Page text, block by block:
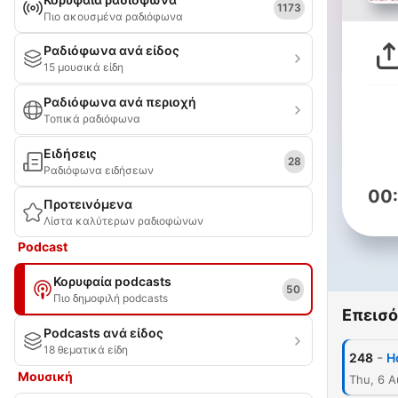
Πιο ακουσμένα ραδιόφωνα
1173
Ραδιόφωνα ανά είδος
15 μουσικά είδη
Ραδιόφωνα ανά περιοχή
Τοπικά ραδιόφωνα
Ειδήσεις
Ραδιόφωνα ειδήσεων
28
Προτεινόμενα
Λίστα καλύτερων ραδιοφώνων
Podcast
Κορυφαία podcasts
Πιο δημοφιλή podcasts
50
Podcasts ανά είδος
18 θεματικά είδη
Μουσική
248 -
Thu, 6